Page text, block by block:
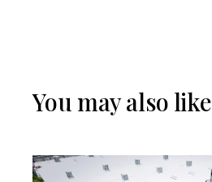
You may also like